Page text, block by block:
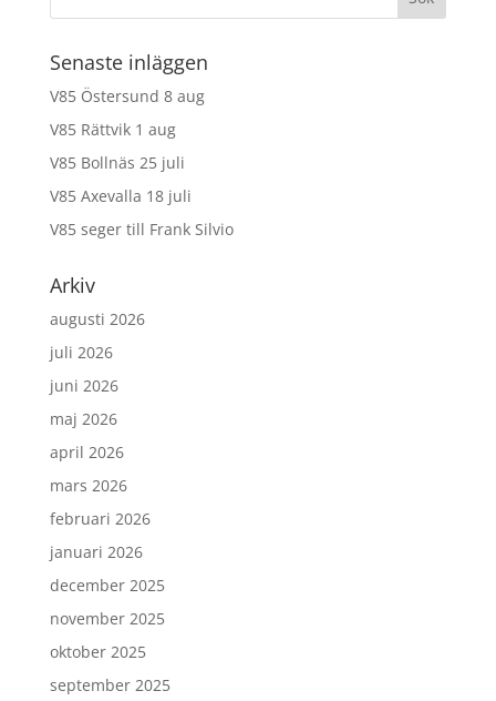
Senaste inläggen
V85 Östersund 8 aug
V85 Rättvik 1 aug
V85 Bollnäs 25 juli
V85 Axevalla 18 juli
V85 seger till Frank Silvio
Arkiv
augusti 2026
juli 2026
juni 2026
maj 2026
april 2026
mars 2026
februari 2026
januari 2026
december 2025
november 2025
oktober 2025
september 2025